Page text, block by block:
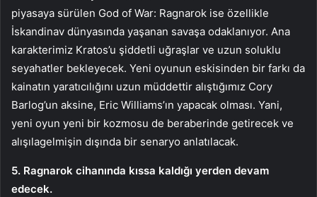
piyasaya sürülen God of War: Ragnarok ise özellikle
İskandinav dünyasında yaşanan savaşa odaklanıyor. Ana
karakterimiz Kratos’u şiddetli uğraşlar ve uzun soluklu
seyahatler bekleyecek. Yeni oyunun eskisinden bir farkı da
kainatın yaratıcılığını uzun müddettir alıştığımız Cory
Barlog’un aksine, Eric Williams’ın yapacak olması. Yani,
yeni oyun yeni bir kozmosu de beraberinde getirecek ve
alışılagelmişin dışında bir senaryo anlatılacak.
5. Ragnarok cihanında kıssa kaldığı yerden devam
edecek.